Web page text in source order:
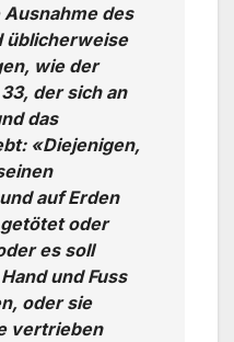
des
üblicherweise
wie der
der sich an
das
«Diejenigen,
auf Erden
oder
es soll
und Fuss
oder sie
vertrieben